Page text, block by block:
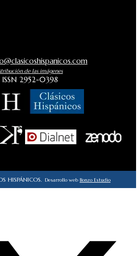
de las imágenes
ISSN 2952-0398
HISPÁNICOS. Desarrollo web Bonzo Estudio